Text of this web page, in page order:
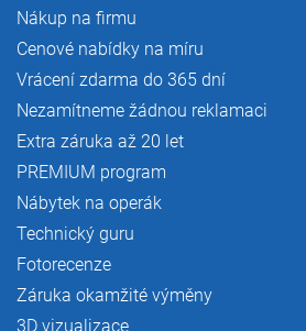
Nákup na firmu
Cenové nabídky na míru
Vrácení zdarma do 365 dní
Nezamítneme žádnou reklamaci
Extra záruka až 20 let
PREMIUM program
Nábytek na operák
Technický guru
Fotorecenze
Záruka okamžité výměny
3D vizualizace